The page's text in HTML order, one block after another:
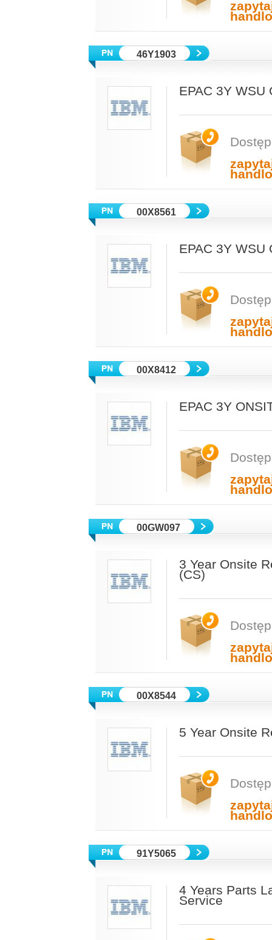
46Y1903
EPAC 3Y WSU
00X8561
EPAC 3Y WSU
00X8412
EPAC 3Y
00GW097
3 Year Onsite
(CS)
00X8544
5 Year Onsite
91Y5065
4 Years Parts
Service